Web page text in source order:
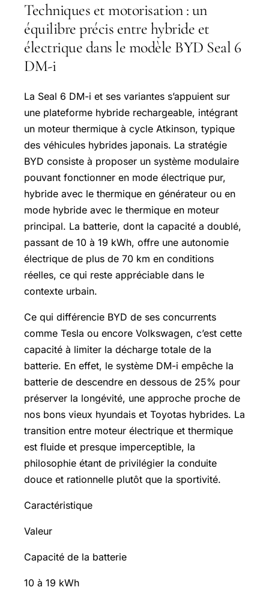
Techniques et motorisation : un
équilibre précis entre hybride et
électrique dans le modèle BYD Seal 6
DM-i
La Seal 6 DM-i et ses variantes s’appuient sur
une plateforme hybride rechargeable, intégrant
un moteur thermique à cycle Atkinson, typique
des véhicules hybrides japonais. La stratégie
BYD consiste à proposer un système modulaire
pouvant fonctionner en mode électrique pur,
hybride avec le thermique en générateur ou en
mode hybride avec le thermique en moteur
principal. La batterie, dont la capacité a doublé,
passant de 10 à 19 kWh, offre une autonomie
électrique de plus de 70 km en conditions
réelles, ce qui reste appréciable dans le
contexte urbain.
Ce qui différencie BYD de ses concurrents
comme Tesla ou encore Volkswagen, c’est cette
capacité à limiter la décharge totale de la
batterie. En effet, le système DM-i empêche la
batterie de descendre en dessous de 25% pour
préserver la longévité, une approche proche de
nos bons vieux hyundais et Toyotas hybrides. La
transition entre moteur électrique et thermique
est fluide et presque imperceptible, la
philosophie étant de privilégier la conduite
douce et rationnelle plutôt que la sportivité.
Caractéristique
Valeur
Capacité de la batterie
10 à 19 kWh